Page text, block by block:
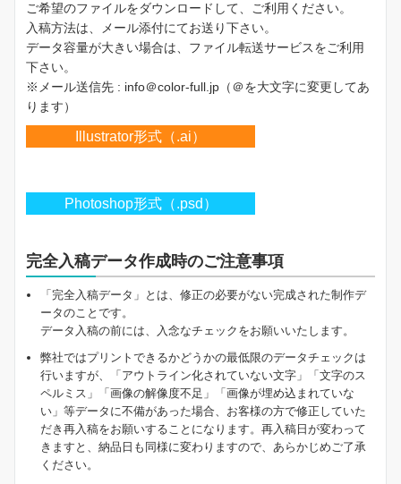
ご希望のファイルをダウンロードして、ご利用ください。
入稿方法は、メール添付にてお送り下さい。
データ容量が大きい場合は、ファイル転送サービスをご利用
下さい。
※メール送信先 : info＠color-full.jp（＠を大文字に変更してあ
ります）
Illustrator形式（.ai）
Photoshop形式（.psd）
完全入稿データ作成時のご注意事項
「完全入稿データ」とは、修正の必要がない完成された制作デ
ータのことです。
データ入稿の前には、入念なチェックをお願いいたします。
弊社ではプリントできるかどうかの最低限のデータチェックは
行いますが、「アウトライン化されていない文字」「文字のス
ペルミス」「画像の解像度不足」「画像が埋め込まれていな
い」等データに不備があった場合、お客様の方で修正していた
だき再入稿をお願いすることになります。再入稿日が変わって
きますと、納品日も同様に変わりますので、あらかじめご了承
ください。